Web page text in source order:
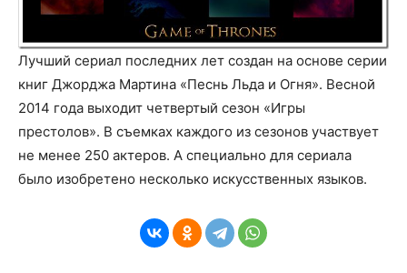
Лучший сериал последних лет создан на основе серии
книг Джорджа Мартина «Песнь Льда и Огня». Весной
2014 года выходит четвертый сезон «Игры
престолов». В съемках каждого из сезонов участвует
не менее 250 актеров. А специально для сериала
было изобретено несколько искусственных языков.